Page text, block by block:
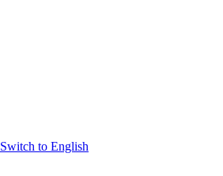
Switch to English